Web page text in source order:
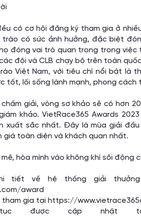
có cơ hội đăng ký tham gia ở
trào có sức ảnh hưởng, đặc biệt
đóng vai trò quan trọng trong
đội và CLB chạy bộ trên toàn
Việt Nam, với tiêu chí nổi bật là
tốt, lối sống lành mạnh, phong
giải, vòng sơ khảo sẽ có hơn
khảo. VietRace365 Awards
xuất sắc nhất. Đây là mùa giải
giá toàn diện và khách quan nhất.
hòa mình vào không khí sôi động
tiết về hệ thống giải
award
tham gia tại https://
được cập nhật tại